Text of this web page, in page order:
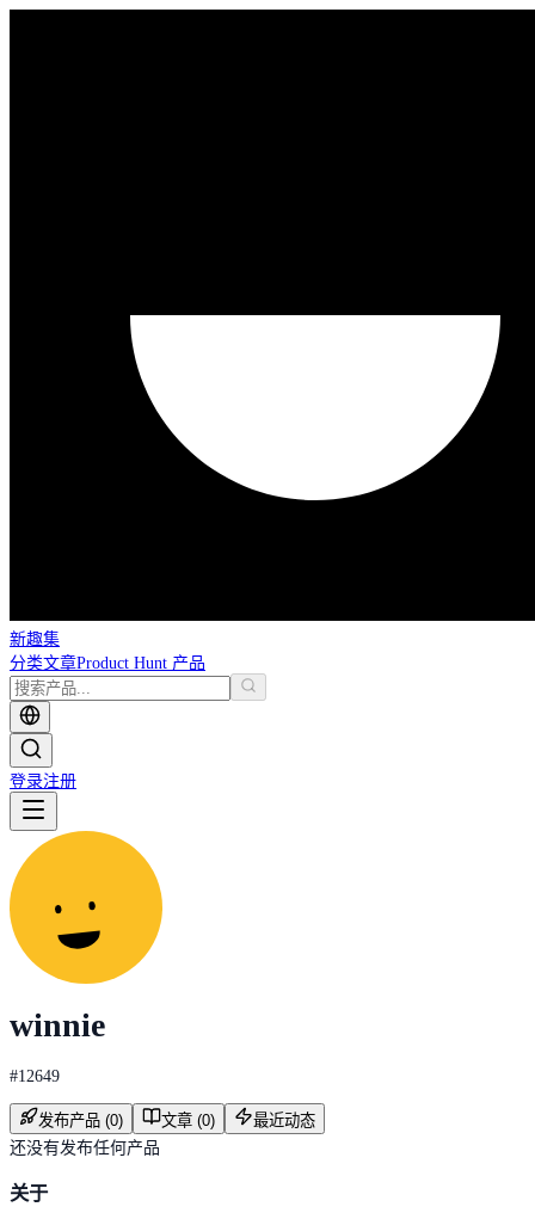
新趣集
分类文章Product Hunt 产品
登录注册
winnie
#12649
发布产品 (0) 文章 (0)
最近动态
还没有发布任何产品
关于